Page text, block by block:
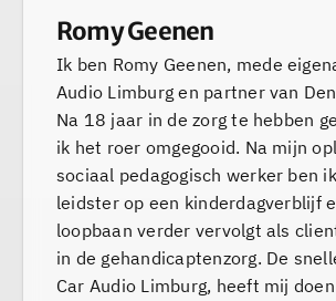
Romy Geenen
Ik ben Romy Geenen, mede
Audio Limburg en partner van
Na 18 jaar in de zorg te hebben
ik het roer omgegooid. Na mijn
sociaal pedagogisch werker ben
leidster op een kinderdagverblijf
loopbaan verder vervolgt als
in de gehandicaptenzorg. De
Car Audio Limburg, heeft mij